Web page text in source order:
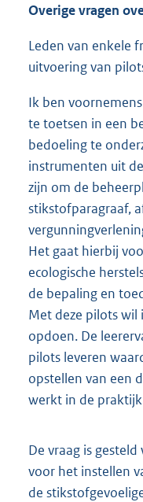
Overige vragen
Leden van enkele
uitvoering van
Ik ben
te toetsen in een
bedoeling te
instrumenten uit
zijn om de
stikstofparagraaf,
Het gaat hierbij
ecologische
de bepaling en
Met deze pilots
opdoen. De
pilots leveren
opstellen van een
werkt in de
De vraag is
voor het instellen
de